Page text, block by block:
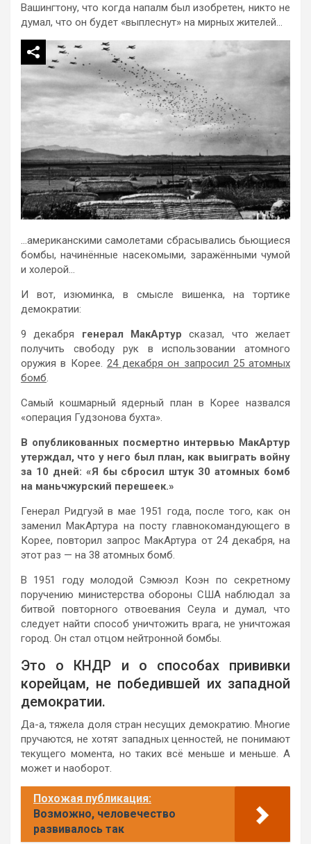
Вашингтону, что когда напалм был изобретен, никто не
думал, что он будет «выплеснут» на мирных жителей…
…американскими самолетами сбрасывались бьющиеся
бомбы, начинённые насекомыми, заражёнными чумой
и холерой…
И вот, изюминка, в смысле вишенка, на тортике
демократии:
9 декабря генерал МакАртур сказал, что желает
получить свободу рук в использовании атомного
оружия в Корее. 24 декабря он запросил 25 атомных
бомб.
Самый кошмарный ядерный план в Корее назвался
«операция Гудзонова бухта».
В опубликованных посмертно интервью МакАртур
утерждал, что у него был план, как выиграть войну
за 10 дней: «Я бы сбросил штук 30 атомных бомб
на маньчжурский перешеек.»
Генерал Ридгуэй в мае 1951 года, после того, как он
заменил МакАртура на посту главнокомандующего в
Корее, повторил запрос МакАртура от 24 декабря, на
этот раз — на 38 атомных бомб.
В 1951 году молодой Сэмюэл Коэн по секретному
поручению министерства обороны США наблюдал за
битвой повторного отвоевания Сеула и думал, что
следует найти способ уничтожить врага, не уничтожая
город. Он стал отцом нейтронной бомбы.
Это о КНДР и о способах прививки
корейцам, не победившей их западной
демократии.
Да-а, тяжела доля стран несущих демократию. Многие
пручаются, не хотят западных ценностей, не понимают
текущего момента, но таких всё меньше и меньше. А
может и наоборот.
Похожая публикация:
Возможно, человечество
развивалось так